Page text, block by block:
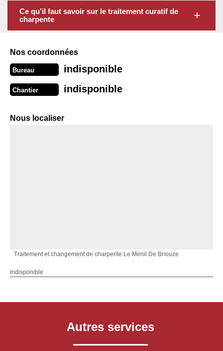
Ce qu’il faut savoir sur le traitement curatif de
charpente
Nos coordonnées
Bureau indisponible
Chantier indisponible
Nous localiser
Traitement et changement de charpente Le Menil De Briouze
indisponible
Autres services